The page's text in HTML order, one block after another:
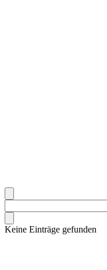
Keine Einträge gefunden